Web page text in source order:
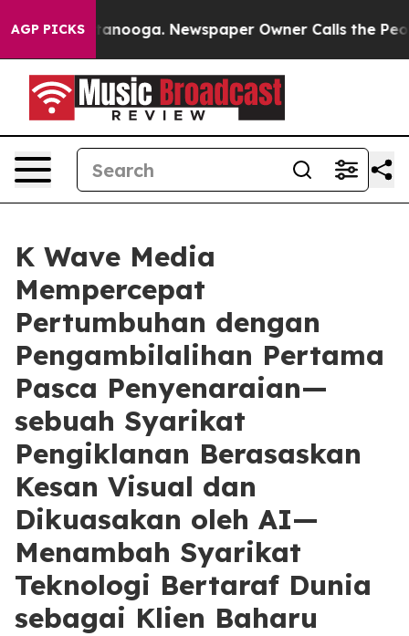
AGP PICKS
Chattanooga. Newspaper Owner Calls the People
K Wave Media
Mempercepat
Pertumbuhan dengan
Pengambilalihan Pertama
Pasca Penyenaraian—
sebuah Syarikat
Pengiklanan Berasaskan
Kesan Visual dan
Dikuasakan oleh AI—
Menambah Syarikat
Teknologi Bertaraf Dunia
sebagai Klien Baharu